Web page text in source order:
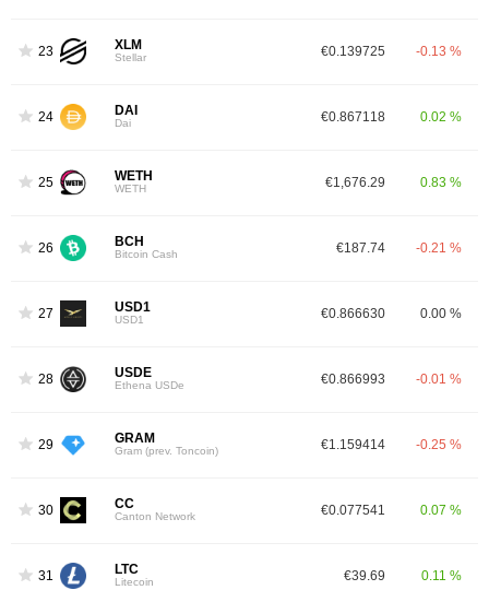
23 XLM
Stellar €0.139725 -0.13 %
24 DAI
Dai €0.867118 0.02 %
25 WETH
WETH €1,676.29 0.83 %
26 BCH
Bitcoin Cash €187.74 -0.21 %
27 USD1
USD1 €0.866630 0.00 %
28 USDE
Ethena USDe €0.866993 -0.01 %
29 GRAM
Gram (prev. Toncoin) €1.159414 -0.25 %
30 CC
Canton Network €0.077541 0.07 %
31 LTC
Litecoin €39.69 0.11 %